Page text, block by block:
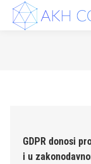
GDPR donosi
i u